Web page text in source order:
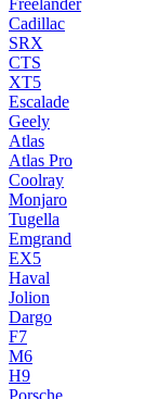
Freelander
Cadillac
SRX
CTS
XT5
Escalade
Geely
Atlas
Atlas Pro
Coolray
Monjaro
Tugella
Emgrand
EX5
Haval
Jolion
Dargo
F7
M6
H9
Porsche